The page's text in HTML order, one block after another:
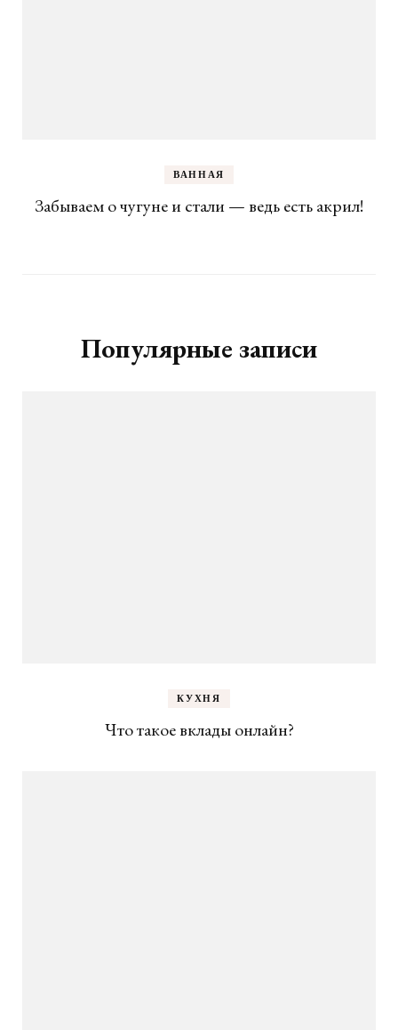
ВАННАЯ
Забываем о чугуне и стали — ведь есть акрил!
Популярные записи
КУХНЯ
Что такое вклады онлайн?